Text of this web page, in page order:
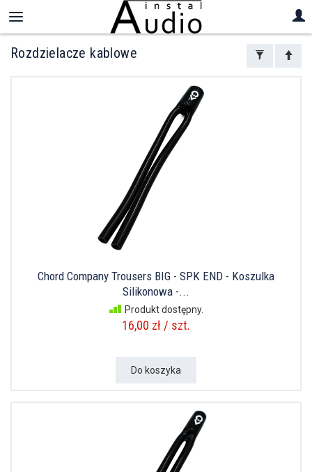
Rozdzielacze kablowe
Chord Company Trousers BIG - SPK END - Koszulka
Silikonowa -...
Produkt dostępny.
16,00 zł / szt.
Do koszyka